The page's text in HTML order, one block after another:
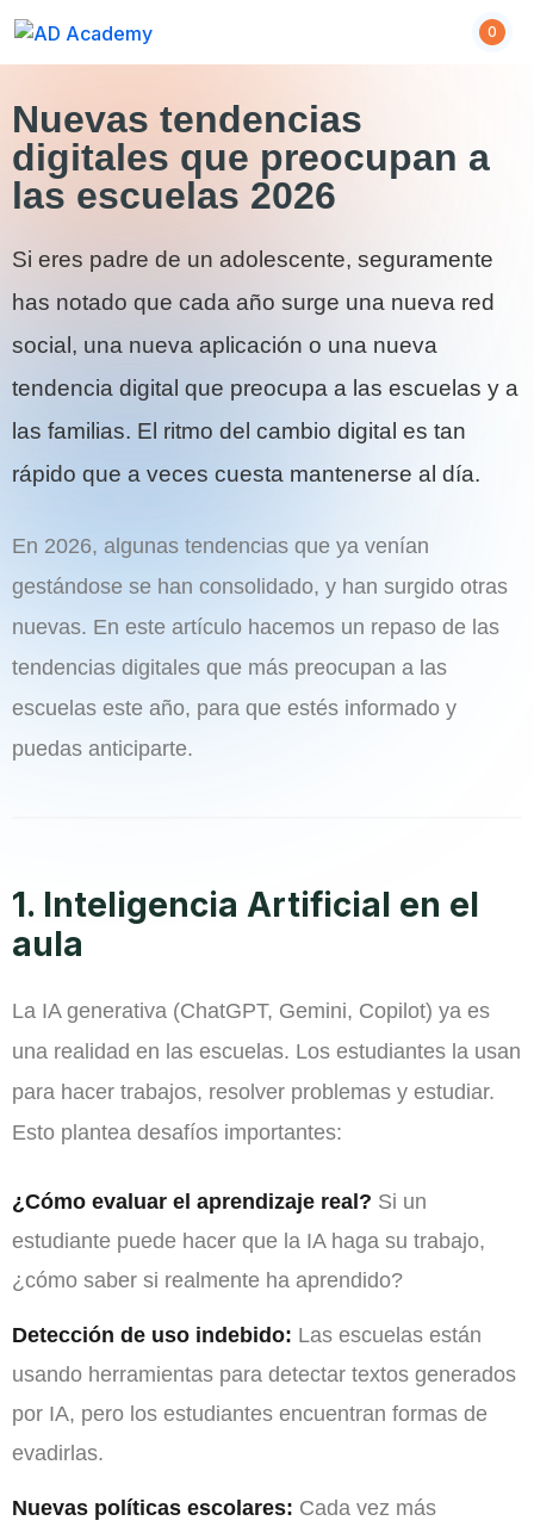
0
Nuevas tendencias
digitales que preocupan a
las escuelas 2026
Si eres padre de un adolescente, seguramente
has notado que cada año surge una nueva red
social, una nueva aplicación o una nueva
tendencia digital que preocupa a las escuelas y a
las familias. El ritmo del cambio digital es tan
rápido que a veces cuesta mantenerse al día.
En 2026, algunas tendencias que ya venían
gestándose se han consolidado, y han surgido otras
nuevas. En este artículo hacemos un repaso de las
tendencias digitales que más preocupan a las
escuelas este año, para que estés informado y
puedas anticiparte.
1. Inteligencia Artificial en el
aula
La IA generativa (ChatGPT, Gemini, Copilot) ya es
una realidad en las escuelas. Los estudiantes la usan
para hacer trabajos, resolver problemas y estudiar.
Esto plantea desafíos importantes:
¿Cómo evaluar el aprendizaje real? Si un
estudiante puede hacer que la IA haga su trabajo,
¿cómo saber si realmente ha aprendido?
Detección de uso indebido: Las escuelas están
usando herramientas para detectar textos generados
por IA, pero los estudiantes encuentran formas de
evadirlas.
Nuevas políticas escolares: Cada vez más